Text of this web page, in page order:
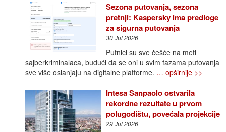
Sezona putovanja, sezona
pretnji: Kaspersky ima predloge
za sigurna putovanja
30 Jul 2026
Putnici su sve češće na meti
sajberkriminalaca, budući da se oni u svim fazama putovanja
sve više oslanjaju na digitalne platforme. … opširnije >>
Intesa Sanpaolo ostvarila
rekordne rezultate u prvom
polugodištu, povećala projekcije
29 Jul 2026